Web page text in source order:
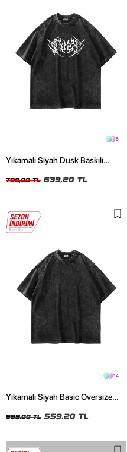
5
Yıkamalı Siyah Dusk Baskılı
799,00 TL 639,20 TL
14
Yıkamalı Siyah Basic Oversize
699,00 TL 559,20 TL